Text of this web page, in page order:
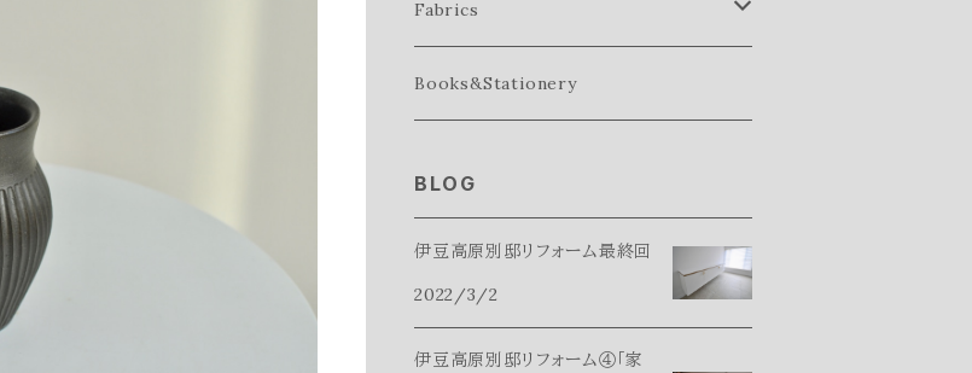
bench
tables
dining table
nest table
lightings
vase
glass ware
Fabrics
towels
Books&Stationery
BLOG
伊豆高原別邸リフォーム最終回
2022/3/2
伊豆高原別邸リフォーム④「家